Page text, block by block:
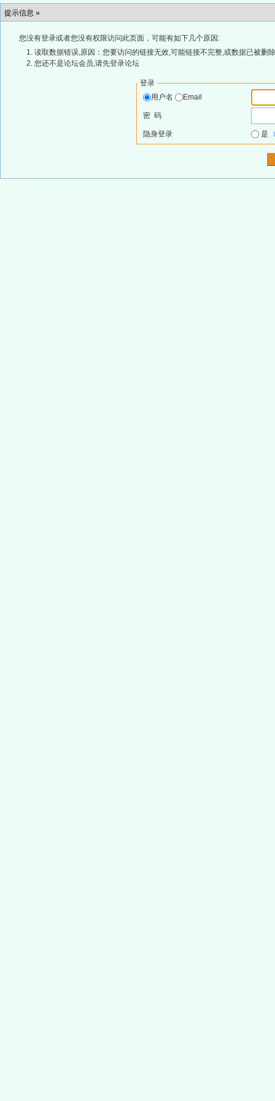
提示信息 »
您没有登录或者您没有权限访问此页面，可能有如下几个原因:
读取数据错误,原因：您要访问的链接无效,可能链接不完整,或数据已被删
您还不是论坛会员,请先登录论坛
登录
用户名
Email
密 码
隐身登录 是